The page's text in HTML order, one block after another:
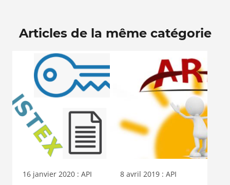
Articles de la même catégorie
16 janvier 2020 : API
8 avril 2019 : API